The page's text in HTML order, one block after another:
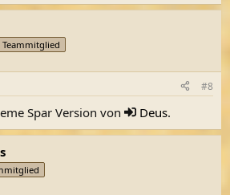
Teammitglied
#8
Spar Version von Deus.